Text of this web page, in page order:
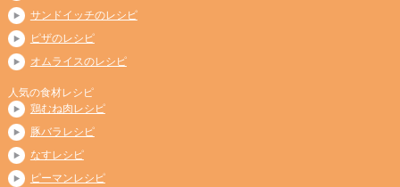
サンドイッチのレシピ
ピザのレシピ
オムライスのレシピ
人気の食材レシピ
鶏むね肉レシピ
豚バラレシピ
なすレシピ
ピーマンレシピ